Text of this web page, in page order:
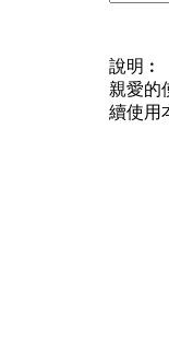
說明︰
親愛的
續使用